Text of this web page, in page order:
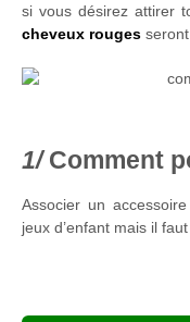
si vous désirez attirer
cheveux rouges
Comment
Associer un
jeux d’enfant mais il